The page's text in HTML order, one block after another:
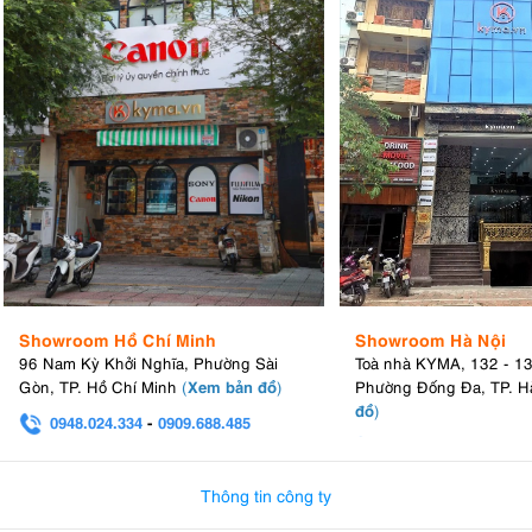
Showroom Hồ Chí Minh
96 Nam Kỳ Khởi Nghĩa, Phường Sài
Gòn, TP. Hồ Chí Minh (Xem bản đồ)
0948.024.334 - 0909.688.485
Showroom Hà Nội
Toà nhà KYMA, 132 -
Phường Đống Đa, TP.
đồ)
Thông tin công ty